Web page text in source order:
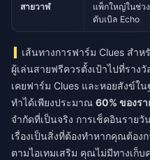
สายวาฬ
แพ็กใหญ่ในช่วง
ดับเบิล Echo
เส้นทางการฟาร์ม Clues สำห
ผู้เล่นสายฟรีควรตั้งเป้าไปที่ราง
เคยฟาร์ม Clues และหอยสังข์ใ
ทำได้เพียงประมาณ 60% ของรา
จำกัดที่เป็นจริง การเช็คอินราย
เรื่องเป็นสิ่งที่ต้องทำหากคุณต้อง
ตามไอเทมเสริม คุณไม่มีทางเก็